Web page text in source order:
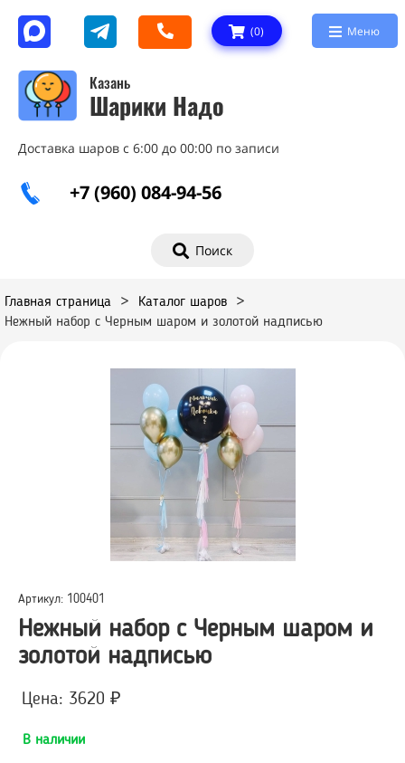
(0) Меню
Казань
Шарики Надо
Доставка шаров с 6:00 до 00:00 по записи
+7 (960) 084-94-56
Поиск
Главная страница > Каталог шаров
>
Нежный набор с Черным шаром и золотой надписью
Артикул: 100401
Нежный набор с Черным шаром и
золотой надписью
Цена: 3620 ₽
В наличии